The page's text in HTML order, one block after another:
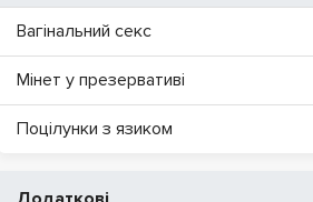
Вагінальний секс
Мінет у презервативі
Поцілунки з язиком